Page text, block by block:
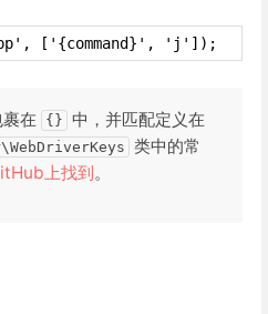
['{command}', 'j']);
在 {} 中，并匹配定义在
类中的常
上找到。